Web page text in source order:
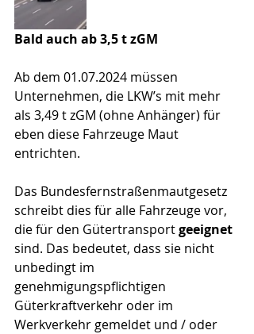
Bald auch ab 3,5 t zGM
Ab dem 01.07.2024 müssen
Unternehmen, die LKW’s mit mehr
als 3,49 t zGM (ohne Anhänger) für
eben diese Fahrzeuge Maut
entrichten.
Das Bundesfernstraßenmautgesetz
schreibt dies für alle Fahrzeuge vor,
die für den Gütertransport geeignet
sind. Das bedeutet, dass sie nicht
unbedingt im
genehmigungspflichtigen
Güterkraftverkehr oder im
Werkverkehr gemeldet und / oder